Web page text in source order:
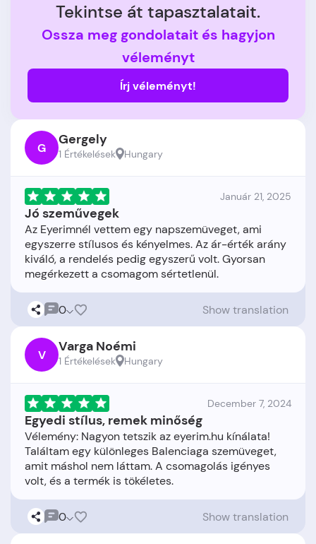
Tekintse át tapasztalatait.
Ossza meg gondolatait és hagyjon
véleményt
Írj véleményt!
G Gergely
1 Értékelések Hungary
Január 21, 2025
Jó szeművegek
Az Eyerimnél vettem egy napszemüveget, ami
egyszerre stílusos és kényelmes. Az ár-érték arány
kiváló, a rendelés pedig egyszerű volt. Gyorsan
0 Show translation
V Varga Noémi
1 Értékelések Hungary
December 7, 2024
Egyedi stílus, remek minőség
Vélemény: Nagyon tetszik az eyerim.hu kínálata!
Találtam egy különleges Balenciaga szemüveget,
amit máshol nem láttam. A csomagolás igényes
0 Show translation